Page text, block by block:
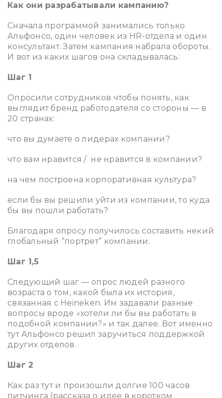
Как они разрабатывали кампанию?
Сначала программой занимались только
Альфонсо, один человек из HR-отдела и один
консультант. Затем кампания набрала обороты.
И вот из каких шагов она складывалась:
Шаг 1
Опросили сотрудников чтобы понять, как
выглядит бренд работодателя со стороны — в
20 странах:
что вы думаете о лидерах компании?
что вам нравится / не нравится в компании?
на чем построена корпоративная культура?
если бы вы решили уйти из компании, то куда
бы вы пошли работать?
Благодаря опросу получилось составить некий
глобальный “портрет” компании.
Шаг 1,5
Следующий шаг — опрос людей разного
возраста о том, какой была их история,
связанная с Heineken. Им задавали разные
вопросы вроде «хотели ли бы вы работать в
подобной компании?» и так далее. Вот именно
тут Альфонсо решил заручиться поддержкой
других отделов.
Шаг 2
Как раз тут и произошли долгие 100 часов
питчинга (рассказа о идее в коротком